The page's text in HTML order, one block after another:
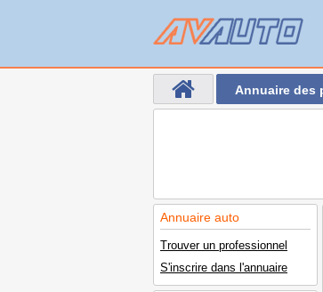
Annuaire des
Annuaire auto
Trouver un professionnel
S'inscrire dans l'annuaire